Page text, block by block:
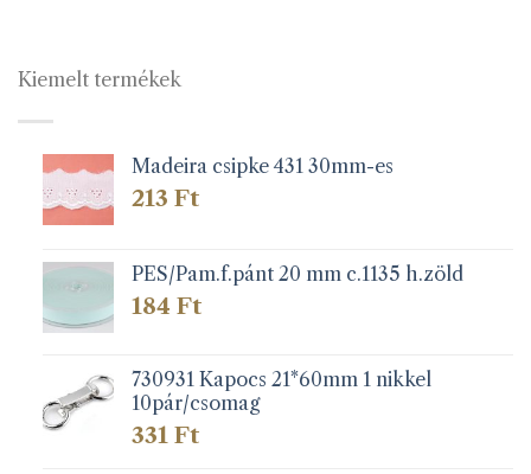
Kiemelt termékek
Madeira csipke 431 30mm-es
213 Ft
PES/Pam.f.pánt 20 mm c.1135 h.zöld
184 Ft
730931 Kapocs 21*60mm 1 nikkel
10pár/csomag
331 Ft